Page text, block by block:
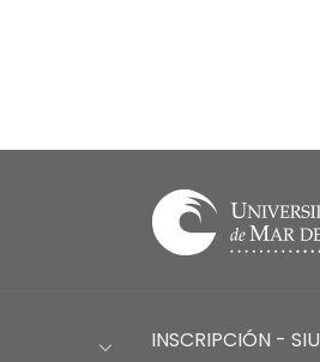
INSCRIPCIÓN - SIU